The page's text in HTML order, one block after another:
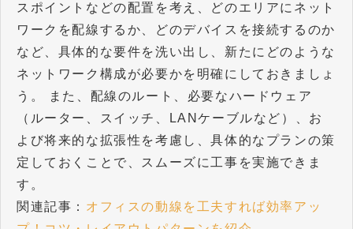
スポイントなどの配置を考え、どのエリアにネット
ワークを配線するか、どのデバイスを接続するのか
など、具体的な要件を洗い出し、新たにどのような
ネットワーク構成が必要かを明確にしておきましょ
う。 また、配線のルート、必要なハードウェア
（ルーター、スイッチ、LANケーブルなど）、お
よび将来的な拡張性を考慮し、具体的なプランの策
定しておくことで、スムーズに工事を実施できま
す。
​​​​​​​関連記事： オフィスの動線を工夫すれば効率アッ